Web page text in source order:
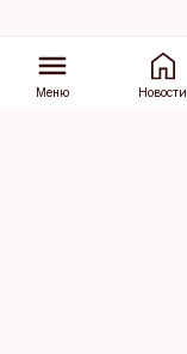
Меню Новости